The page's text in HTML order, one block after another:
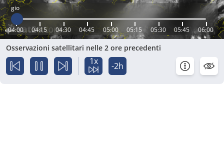
gio
04:00 04:15 04:30 04:45 05:00 05:15 05:30 05:45 06:00
Osservazioni satellitari nelle 2 ore precedenti
1x -2h